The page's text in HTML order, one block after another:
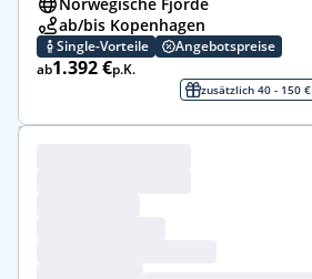
ab/bis Kopenhagen
Single-Vorteile
Angebotspreise
ab1.392 €p.K.
zusätzlich 40 - 150 €